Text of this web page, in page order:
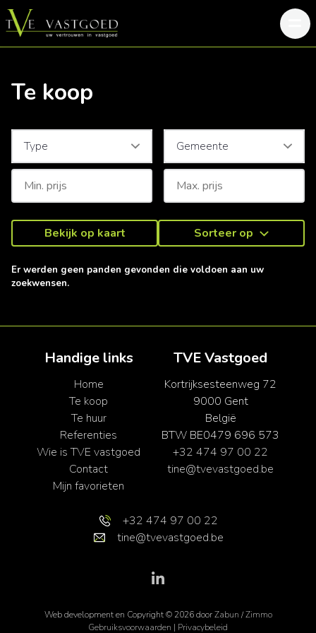
Te koop
Type Gemeente
Bekijk op kaart Sorteer op
Er werden geen panden gevonden die voldoen aan uw
zoekwensen.
Handige links
Home
Te koop
Te huur
Referenties
Wie is TVE vastgoed
Contact
Mijn favorieten
TVE Vastgoed
Kortrijksesteenweg 72
9000 Gent
België
BTW BE0479 696 573
+32 474 97 00 22
tine@tvevastgoed.be
+32 474 97 00 22
tine@tvevastgoed.be
Web development en Copyright © 2026 doorZabun /Zimmo
Gebruiksvoorwaarden | Privacybeleid